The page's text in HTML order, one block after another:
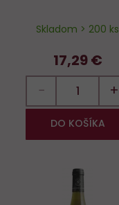
Skladom > 200 ks
17,29 €
− +
DO KOŠÍKA